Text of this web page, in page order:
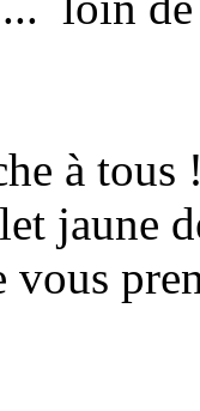
à
jaune
vous